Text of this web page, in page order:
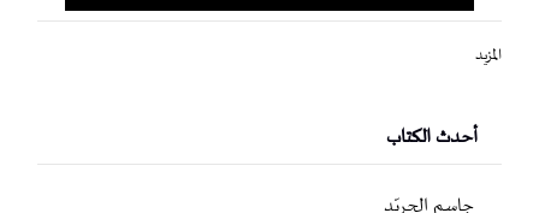
المزيد
أحدث الكتاب
جاسم الجريّد